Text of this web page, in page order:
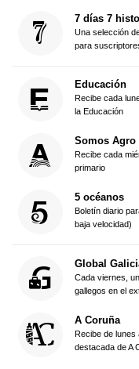
7 días 7
Una selección
para
Educación
Recibe cada
la Educación
Somos Agro
Recibe cada
primario
5 océanos
Boletín diario
baja velocidad)
Global
Cada viernes,
gallegos en el
A Coruña
Recibe de lunes
destacada de A